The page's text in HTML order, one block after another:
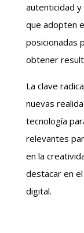
autenticidad y
que adopten
posicionadas
obtener
La clave
nuevas
tecnología
relevantes
en la
destacar en
digital.